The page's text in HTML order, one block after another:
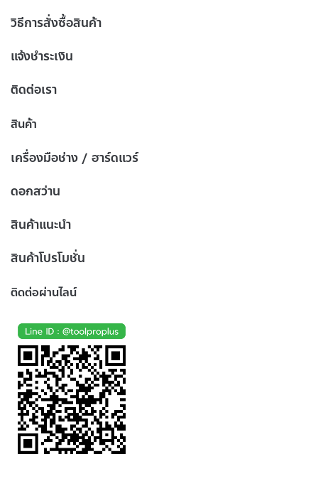
วิธีการสั่งซื้อสินค้า
แจ้งชำระเงิน
ติดต่อเรา
สินค้า
เครื่องมือช่าง / ฮาร์ดแวร์
ดอกสว่าน
สินค้าแนะนำ
สินค้าโปรโมชั่น
ติดต่อผ่านไลน์